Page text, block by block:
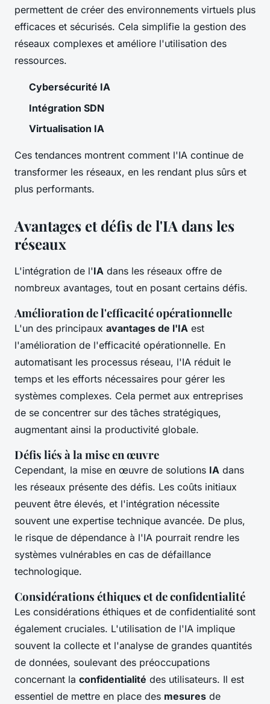
permettent de créer des environnements virtuels plus
efficaces et sécurisés. Cela simplifie la gestion des
réseaux complexes et améliore l'utilisation des
ressources.
Cybersécurité IA
Intégration SDN
Virtualisation IA
Ces tendances montrent comment l'IA continue de
transformer les réseaux, en les rendant plus sûrs et
plus performants.
Avantages et défis de l'IA dans les
réseaux
L'intégration de l'IA dans les réseaux offre de
nombreux avantages, tout en posant certains défis.
Amélioration de l'efficacité opérationnelle
L'un des principaux avantages de l'IA est
l'amélioration de l'efficacité opérationnelle. En
automatisant les processus réseau, l'IA réduit le
temps et les efforts nécessaires pour gérer les
systèmes complexes. Cela permet aux entreprises
de se concentrer sur des tâches stratégiques,
augmentant ainsi la productivité globale.
Défis liés à la mise en œuvre
Cependant, la mise en œuvre de solutions IA dans
les réseaux présente des défis. Les coûts initiaux
peuvent être élevés, et l'intégration nécessite
souvent une expertise technique avancée. De plus,
le risque de dépendance à l'IA pourrait rendre les
systèmes vulnérables en cas de défaillance
technologique.
Considérations éthiques et de confidentialité
Les considérations éthiques et de confidentialité sont
également cruciales. L'utilisation de l'IA implique
souvent la collecte et l'analyse de grandes quantités
de données, soulevant des préoccupations
concernant la confidentialité des utilisateurs. Il est
essentiel de mettre en place des mesures de